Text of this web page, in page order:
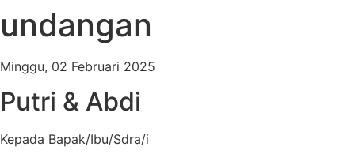
undangan
Minggu, 02 Februari 2025
Putri & Abdi
Kepada Bapak/Ibu/Sdra/i